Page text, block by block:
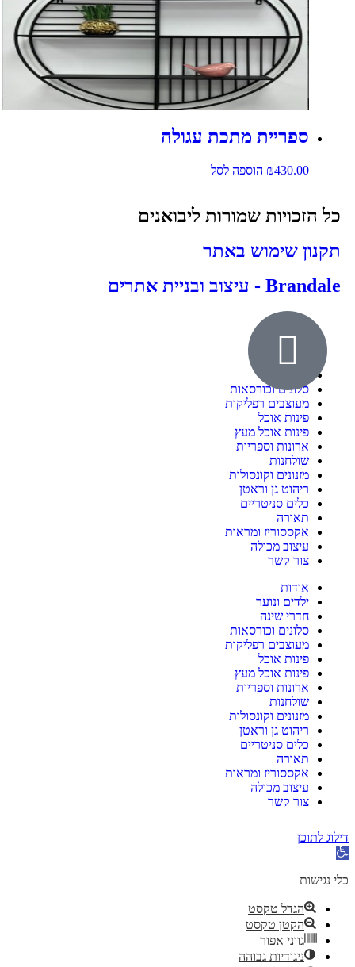
ספריית מתכת עגולה
₪430.00 הוספה לסל
כל הזכויות שמורות ליבואנים
תקנון שימוש באתר
Brandale - עיצוב ובניית אתרים
ילדים ונוער
סלונים וכורסאות
מעוצבים רפליקות
פינות אוכל
פינות אוכל מעץ
ארונות וספריות
שולחנות
מזנונים וקונסולות
ריהוט גן וראטן
כלים סניטריים
תאורה
אקססוריז ומראות
עיצוב מכולה
צור קשר
אודות
ילדים ונוער
חדרי שינה
סלונים וכורסאות
מעוצבים רפליקות
פינות אוכל
פינות אוכל מעץ
ארונות וספריות
שולחנות
מזנונים וקונסולות
ריהוט גן וראטן
כלים סניטריים
תאורה
אקססוריז ומראות
עיצוב מכולה
צור קשר
דילוג לתוכן
פתח
נגישות
כלי נגישות
הגדל טקסט
הקטן טקסט
גווני אפור
ניגודיות גבוהה